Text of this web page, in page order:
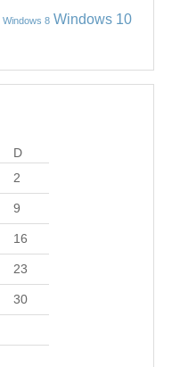
Windows 8 Windows 10
D
2
9
16
23
30